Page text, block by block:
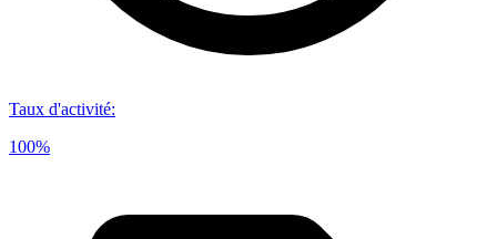
Taux d'activité:
100%